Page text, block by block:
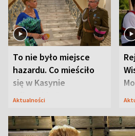
To nie było miejsce
hazardu. Co mieściło
się w Kasynie
Oficerskim?
Aktualności